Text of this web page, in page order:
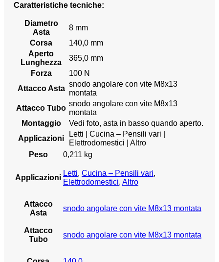
Caratteristiche tecniche:
Diametro
Asta
8 mm
Corsa
140,0 mm
Aperto
Lunghezza
365,0 mm
Forza
100 N
Attacco Asta
snodo angolare con vite M8x13
montata
Attacco Tubo
snodo angolare con vite M8x13
montata
Montaggio
Vedi foto, asta in basso quando aperto.
Applicazioni
Letti | Cucina – Pensili vari |
Elettrodomestici | Altro
Peso
0,211 kg
Applicazioni
Letti, Cucina – Pensili vari,
Elettrodomestici, Altro
Attacco
Asta
snodo angolare con vite M8x13 montata
Attacco
Tubo
snodo angolare con vite M8x13 montata